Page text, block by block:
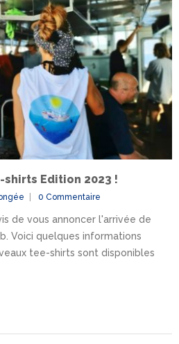
shirts Edition 2023 !
0 Commentaire
de vous annoncer l'arrivée de
Voici quelques informations
tee-shirts sont disponibles